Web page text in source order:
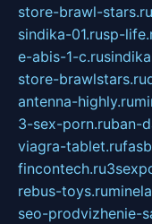
store-brawl-stars.ru
sindika-01.rusp-
e-abis-1-c.ru
store-brawlstars.ru
antenna-highly.ru
3-sex-porn.ruban-
viagra-tablet.ru
fincontech.ru
rebus-toys.ru
seo-prodvizhenie-